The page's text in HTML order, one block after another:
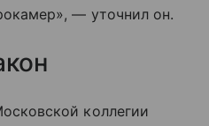
— уточнил он.
коллегии